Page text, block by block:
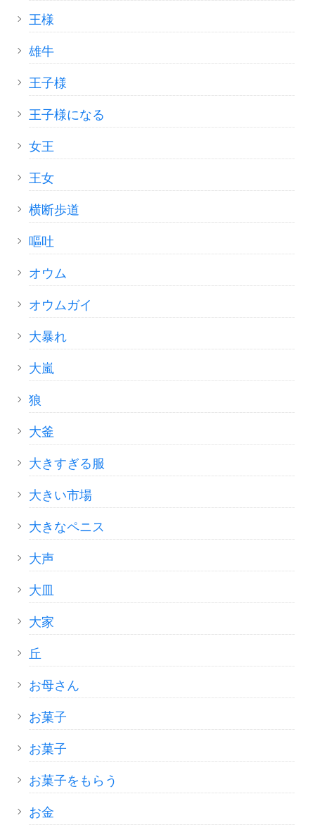
王様
雄牛
王子様
王子様になる
女王
王女
横断歩道
嘔吐
オウム
オウムガイ
大暴れ
大嵐
狼
大釜
大きすぎる服
大きい市場
大きなペニス
大声
大皿
大家
丘
お母さん
お菓子
お菓子
お菓子をもらう
お金